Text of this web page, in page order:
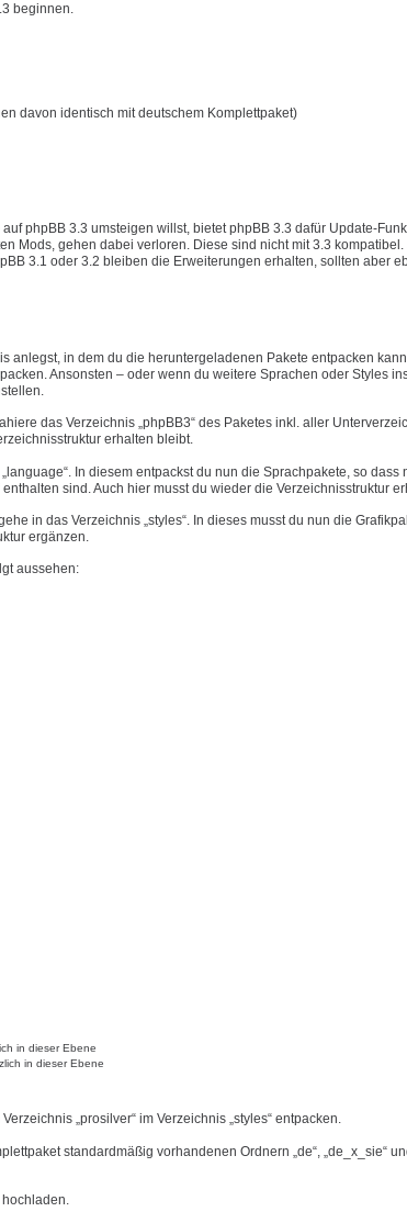
beginnen.
davon identisch mit deutschem Komplettpaket)
phpBB 3.3 umsteigen willst, bietet phpBB 3.3 dafür Update-
Mods, gehen dabei verloren. Diese sind nicht mit 3.3
3.1 oder 3.2 bleiben die Erweiterungen erhalten, sollten aber
anlegst, in dem du die heruntergeladenen Pakete entpacken
Ansonsten – oder wenn du weitere Sprachen oder Styles
das Verzeichnis „phpBB3“ des Paketes inkl. aller
erhalten bleibt.
In diesem entpackst du nun die Sprachpakete, so dass
sind. Auch hier musst du wieder die Verzeichnisstruktur
in das Verzeichnis „styles“. In dieses musst du nun die
ergänzen.
aussehen:
in dieser Ebene
in dieser Ebene
„prosilver“ im Verzeichnis „styles“ entpacken.
standardmäßig vorhandenen Ordnern „de“, „de_x_sie“
hochladen.